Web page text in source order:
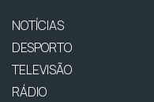
NOTÍCIAS
DESPORTO
TELEVISÃO
RÁDIO